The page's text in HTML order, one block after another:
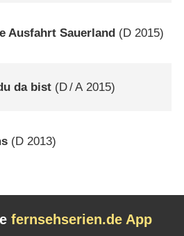
Ausfahrt Sauerland (D 2015)
da bist (D/A2015)
(D 2013)
fernsehserien.de App